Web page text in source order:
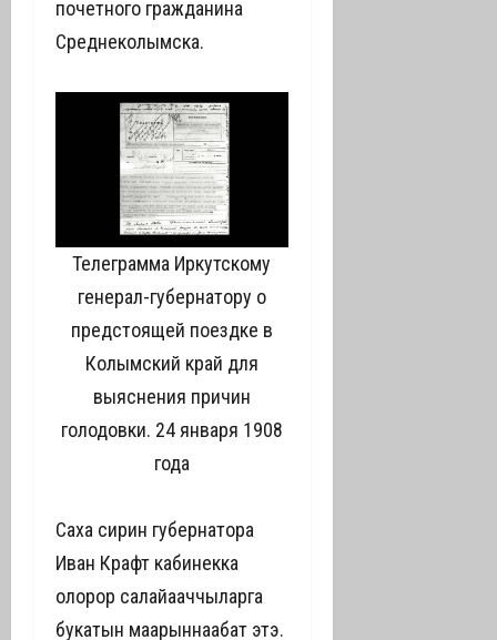
почетного гражданина
Среднеколымска.
Телеграмма Иркутскому
генерал-губернатору о
предстоящей поездке в
Колымский край для
выяснения причин
голодовки. 24 января 1908
года
Саха сирин губернатора
Иван Крафт кабинекка
олорор салайааччыларга
букатын маарыннаабат этэ.